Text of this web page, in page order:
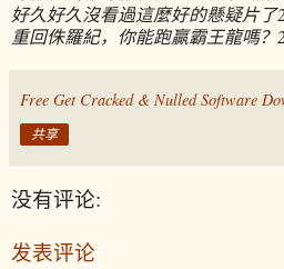
好久好久沒看過這麼好的懸疑片了
重回侏羅紀，你能跑贏霸王龍嗎？
Free Get Cracked & Nulled Software
共享
没有评论:
发表评论